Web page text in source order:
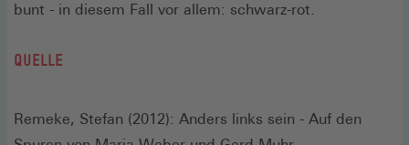
bunt - in diesem Fall vor allem: schwarz-rot.
QUELLE
Remeke, Stefan (2012): Anders links sein - Auf den